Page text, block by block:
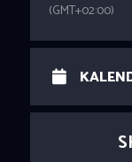
(GMT+02:00)